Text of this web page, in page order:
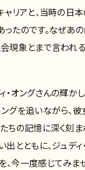
ャリアと、当時の
たのです。なぜあ
現象とまで言われ
・オングさんの輝か
グを追いながら、
ちの記憶に深く刻
出とともに、ジュデ
今一度感じてみま